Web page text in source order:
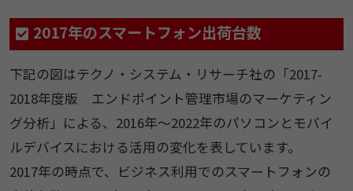
2017年のスマートフォン出荷台数
下記の図はテクノ・システム・リサーチ社の「2017-
2018年度版 エンドポイント管理市場のマーケティン
グ分析」による、2016年～2022年のパソコンとモバイ
ルデバイスにおける活用の変化を表しています。
2017年の時点で、ビジネス利用でのスマートフォンの